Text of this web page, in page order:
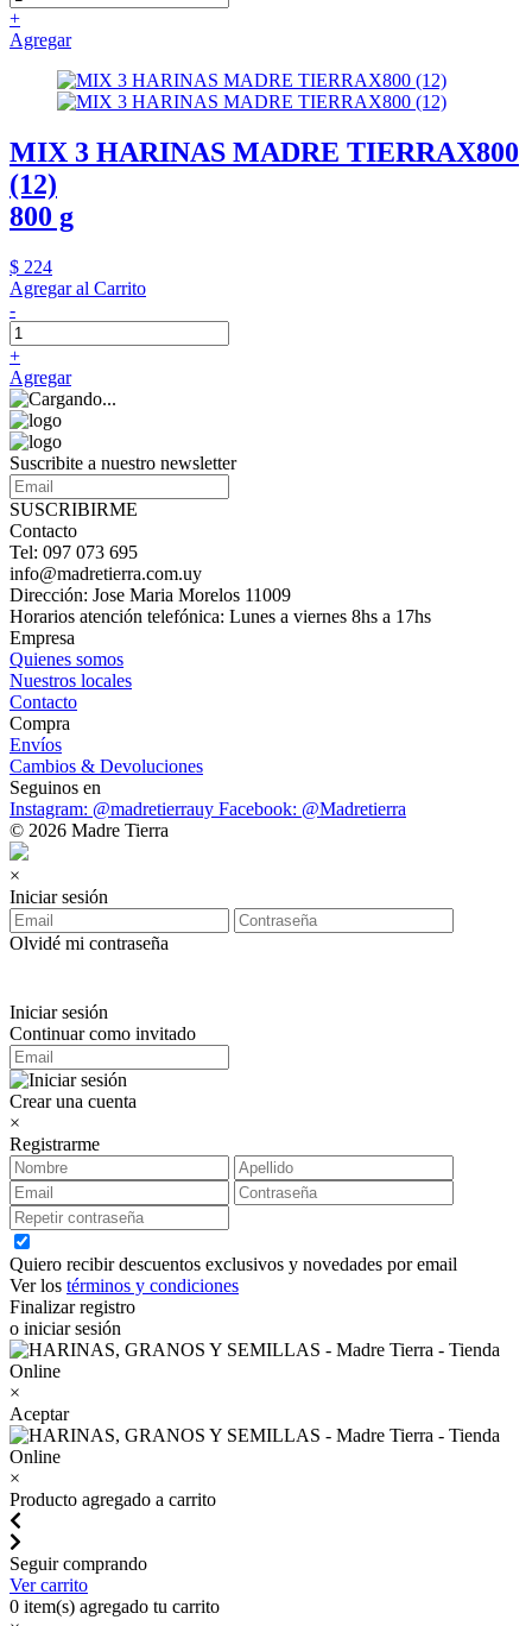
+
Agregar
MIX 3 HARINAS MADRE TIERRAX800
(12)
800 g
$ 224
Agregar al Carrito
-
+
Agregar
Suscribite a nuestro newsletter
SUSCRIBIRME
Contacto
Tel: 097 073 695
info@madretierra.com.uy
Dirección: Jose Maria Morelos 11009
Horarios atención telefónica: Lunes a viernes 8hs a 17hs
Empresa
Quienes somos
Nuestros locales
Contacto
Compra
Envíos
Cambios & Devoluciones
Seguinos en
Instagram: @madretierrauy Facebook: @Madretierra
© 2026 Madre Tierra
×
Iniciar sesión
Olvidé mi contraseña
Iniciar sesión
Continuar como invitado
Crear una cuenta
×
Registrarme
Quiero recibir descuentos exclusivos y novedades por email
Ver los términos y condiciones
Finalizar registro
o iniciar sesión
×
Aceptar
×
Producto agregado a carrito
Seguir comprando
Ver carrito
0 item(s) agregado tu carrito